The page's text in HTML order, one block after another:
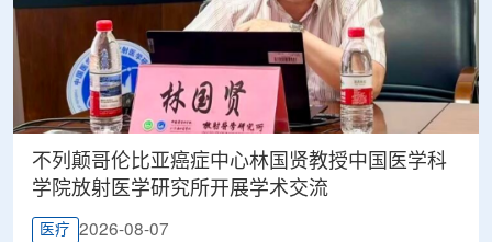
不列颠哥伦比亚癌症中心林国贤教授中国医学科
学院放射医学研究所开展学术交流
医疗 2026-08-07